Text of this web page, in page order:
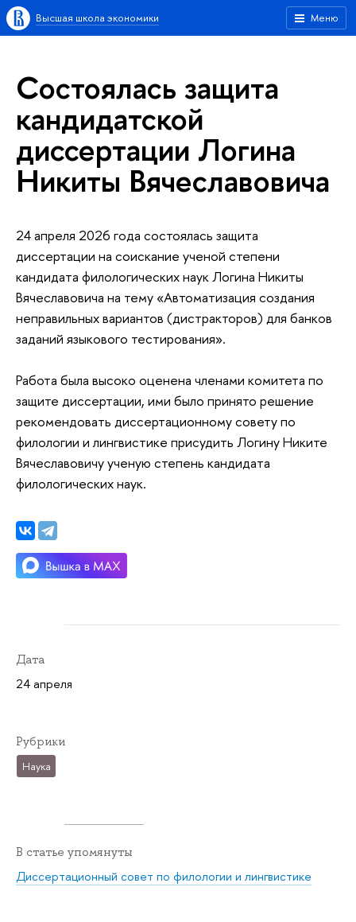
Меню
Высшая школа экономики
Состоялась защита
кандидатской
диссертации Логина
Никиты Вячеславовича
24 апреля 2026 года состоялась защита
диссертации на соискание ученой степени
кандидата филологических наук Логина Никиты
Вячеславовича на тему «Автоматизация создания
неправильных вариантов (дистракторов) для банков
заданий языкового тестирования».
Работа была высоко оценена членами комитета по
защите диссертации, ими было принято решение
рекомендовать диссертационному совету по
филологии и лингвистике присудить Логину Никите
Вячеславовичу ученую степень кандидата
филологических наук.
Дата
24 апреля
Рубрики
Наука
В статье упомянуты
Диссертационный совет по филологии и лингвистике